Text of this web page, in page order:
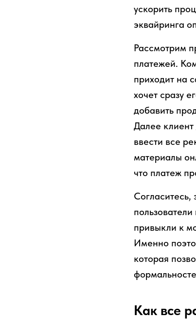
ускорить
эквайринга
Рассмотрим
платежей.
приходит на
хочет сразу
добавить
Далее клиент
ввести все
материалы
что платеж
Согласитесь,
привыкли к
Именно
которая
Как все